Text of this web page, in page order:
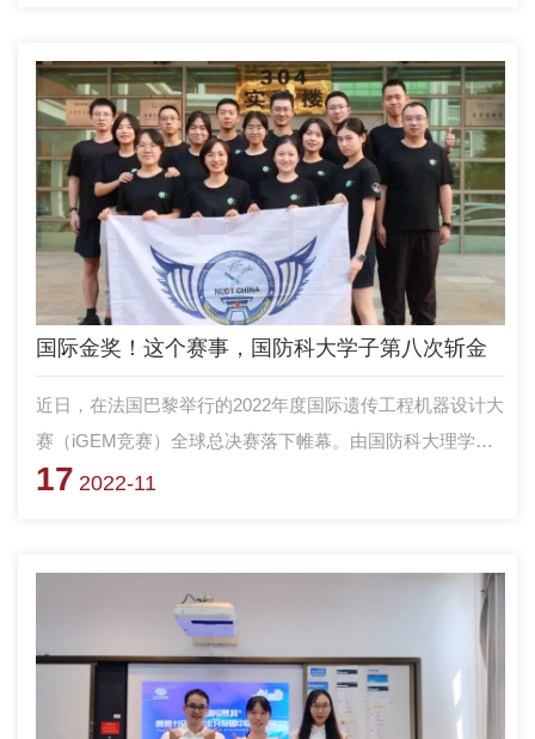
首个金奖，也是学校参加该项赛事以来取得的历史性突破。
国际金奖！这个赛事，国防科大学子第八次斩金
近日，在法国巴黎举行的2022年度国际遗传工程机器设计大
赛（iGEM竞赛）全球总决赛落下帷幕。由国防科大理学院
生物与化学系合成生物学研究团队指导的参赛队
性大学生科技竞赛，被誉为“合成生物学领域的世锦赛”。大
赛以解决实际需求为牵引，要求参赛团队结合生物学、信息
科学、数学建模、社会调研等多学科知识来构建、表征、模
拟全新的生物体系，从而创造性的解决人类社会发展面临的
实际问题。
17 2022-11